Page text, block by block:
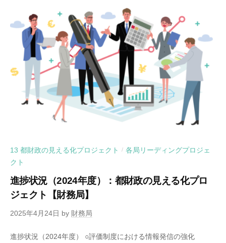
13 都財政の見える化プロジェクト / 各局リーディングプロジェ
クト
進捗状況（2024年度）：都財政の見える化プロ
ジェクト【財務局】
2025年4月24日 by 財務局
進捗状況（2024年度） ○評価制度における情報発信の強化